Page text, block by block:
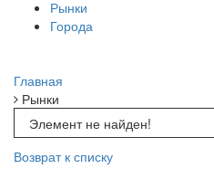
Рынки
Города
Главная
Рынки
Элемент не найден!
Возврат к списку